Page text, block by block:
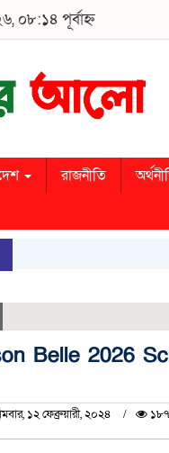
০৮:১৪ পূর্বাহ্ন
রাজনীতি
Belle 2026
১২ ফেব্রুয়ারী, ২০২৪